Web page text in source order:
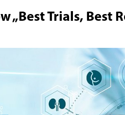
„Best Trials, Best